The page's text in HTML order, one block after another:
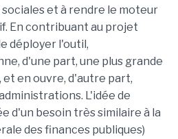
et à rendre le moteur
En contribuant au projet
déployer l'outil,
d'une part, une plus grande
en ouvre, d'autre part,
L'idée de
d'un besoin très similaire à la
des finances publiques)